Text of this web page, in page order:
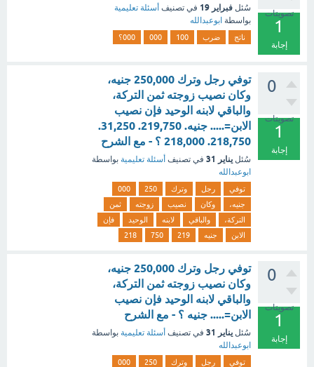
تصويتات
1
إجابة
سُئل فبراير 19 في تصنيف أسئلة تعليمية
بواسطة ابوعبدالله
ناتج ضرب 100
000 000؟
0
تصويتات
1
إجابة
توفي رجل وترك 250,000 جنيه،
وكان نصيب زوجته ثمن التركة،
والباقي لابنه الوحيد فإن نصيب
الابن=..... جنيه. 219,750. 31,250.
218,750. 218,000 ؟ - مع الشرح
سُئل يناير 31 في تصنيف أسئلة تعليمية بواسطة
ابوعبدالله
توفي رجل وترك 250
000
جنيه،
وكان نصيب زوجته
ثمن
التركة،
والباقي لابنه الوحيد
فإن
الابن
جنيه 219
750
218
0
تصويتات
1
إجابة
توفي رجل وترك 250,000 جنيه،
وكان نصيب زوجته ثمن التركة،
والباقي لابنه الوحيد فإن نصيب
الابن=..... جنيه ؟ - مع الشرح
سُئل يناير 31 في تصنيف أسئلة تعليمية بواسطة
ابوعبدالله
توفي رجل وترك 250
000